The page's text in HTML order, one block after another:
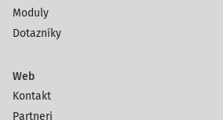
Moduly
Dotazníky
Web
Kontakt
Partneri